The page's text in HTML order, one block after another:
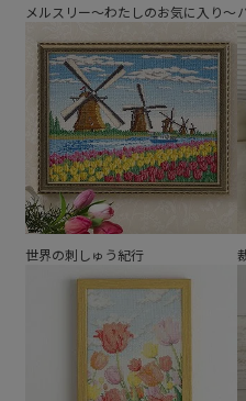
メルスリー～わたしのお気に入り～
世界の刺しゅう紀行